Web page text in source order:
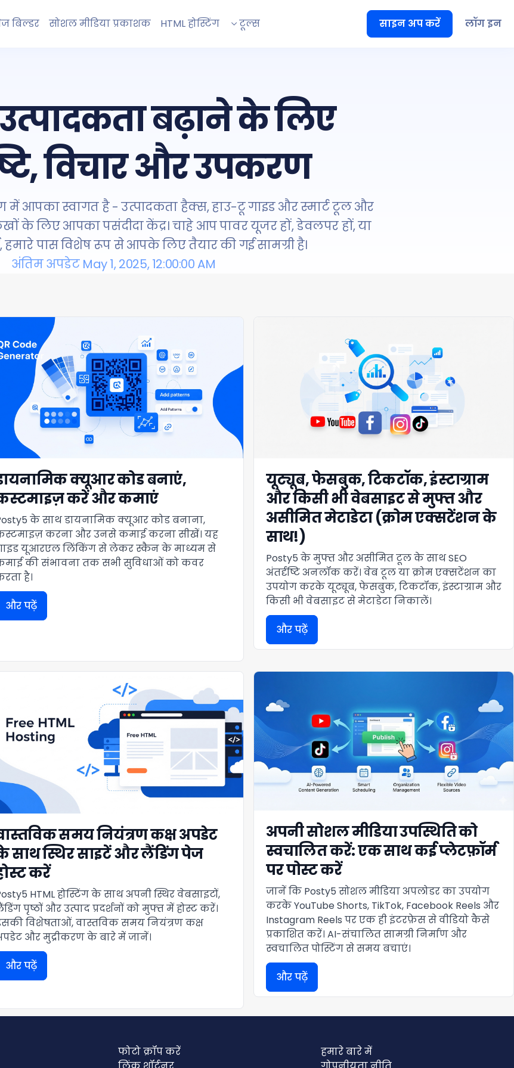
बिल्डर सोशल मीडिया प्रकाशक HTML होस्टिंग टूल्स साइन अप करें लॉग इन
बढ़ाने के लिए
विचार और उपकरण
में आपका स्वागत है - उत्पादकता हैक्स, हाउ-टू गाइड और स्मार्ट टूल और
के लिए आपका पसंदीदा केंद्र। चाहे आप पावर यूजर हों, डेवलपर हों, या
हमारे पास विशेष रूप से आपके लिए तैयार की गई सामग्री है।
अंतिम अपडेट May 1, 2025, 12:00:00 AM
क्यूआर कोड बनाएं,
करें और कमाएं
के साथ डायनामिक क्यूआर कोड बनाना,
करना और उनसे कमाई करना सीखें। यह
यूआरएल लिंकिंग से लेकर स्कैन के माध्यम से
की संभावना तक सभी सुविधाओं को कवर
है।
और पढ़ें
यूट्यूब, फेसबुक, टिकटॉक, इंस्टाग्राम
और किसी भी वेबसाइट से मुफ्त और
असीमित मेटाडेटा (क्रोम एक्सटेंशन के
साथ!)
Posty5 के मुफ्त और असीमित टूल के साथ SEO
अंतर्दृष्टि अनलॉक करें। वेब टूल या क्रोम एक्सटेंशन का
उपयोग करके यूट्यूब, फेसबुक, टिकटॉक, इंस्टाग्राम और
किसी भी वेबसाइट से मेटाडेटा निकालें।
और पढ़ें
समय नियंत्रण कक्ष अपडेट
साथ स्थिर साइटें और लैंडिंग पेज
करें
HTML होस्टिंग के साथ अपनी स्थिर वेबसाइटों,
पृष्ठों और उत्पाद प्रदर्शनों को मुफ्त में होस्ट करें।
विशेषताओं, वास्तविक समय नियंत्रण कक्ष
और मुद्रीकरण के बारे में जानें।
और पढ़ें
अपनी सोशल मीडिया उपस्थिति को
स्वचालित करें: एक साथ कई प्लेटफ़ॉर्म
पर पोस्ट करें
जानें कि Posty5 सोशल मीडिया अपलोडर का उपयोग
करके YouTube Shorts, TikTok, Facebook Reels और
Instagram Reels पर एक ही इंटरफ़ेस से वीडियो कैसे
प्रकाशित करें। AI-संचालित सामग्री निर्माण और
स्वचालित पोस्टिंग से समय बचाएं।
और पढ़ें
फोटो क्रॉप करें
हमारे बारे में